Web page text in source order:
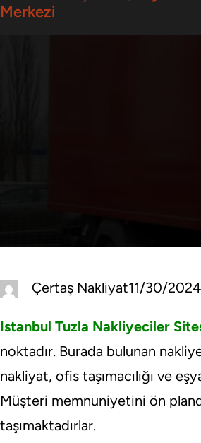
Merkezi
Çertaş Nakliyat11/30/2024
Istanbul Tuzla Nakliyeciler
noktadır. Burada bulunan
nakliyat, ofis taşımacılığı ve
Müşteri memnuniyetini ön
taşımaktadırlar.